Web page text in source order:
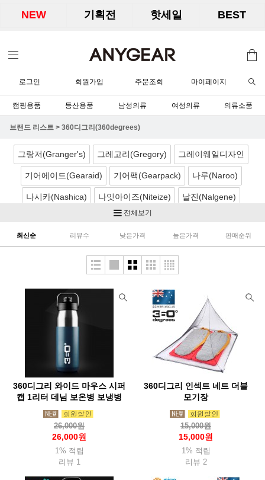
NEW 기획전 핫세일 BEST
로그인 회원가입 주문조회 마이페이지
캠핑용품 등산용품 남성의류 여성의류 의류소품
브랜드 리스트 > 360디그리(360degrees)
그랑저(Granger's) 그레고리(Gregory) 그레이웨일디자인
기어에이드(Gearaid) 기어팩(Gearpack) 나루(Naroo)
나시카(Nashica) 나잇아이즈(Niteize) 날진(Nalgene)
네이처하이크(Naturehike) 노르딕캠프(Nordicamp)
니모(Nemo) 노박스(Nobox) 닉왁스(Nikwax)
더캠퍼(TheCamper)
라이트삭(Wrightsock) 랩(Rab) 레키(Leki) 루베르
루시올(Luciole) 뢰클(Roeckl) 마메이타
마운트리버(Mountriver) 마운트피크
마운틴스미스(MountainS) 매트릭스(Matrix)
맥데이비드(Mcdavid) 메카닉스웨어(Mechanix)
멜리띠(Melliti) 모라나이프(Morakniv) 모슈(Mosh)
몬스터라이트 몬테라(Monterra) 몬츄라(Montura)
미니멀웍스(Mnmalworks) 미스테리월(Mysterywall)
전체보기
최신순 리뷰수 낮은가격 높은가격 판매순위
360디그리 와이드 마우스 시퍼
캡 1리터 데님 보온병 보냉병
26,000원
26,000원
1% 적립
리뷰 1
360디그리 인섹트 네트 더블
모기장
15,000원
15,000원
1% 적립
리뷰 2